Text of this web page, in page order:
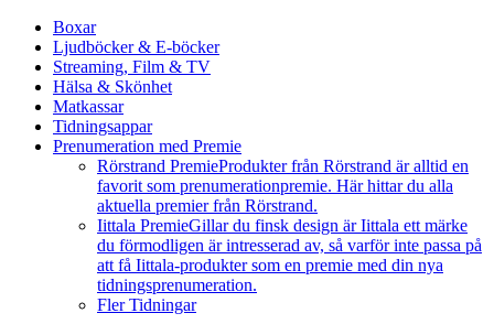
Boxar
Ljudböcker & E-böcker
Streaming, Film & TV
Hälsa & Skönhet
Matkassar
Tidningsappar
Prenumeration med Premie
Rörstrand PremieProdukter från Rörstrand är alltid en
favorit som prenumerationpremie. Här hittar du alla
aktuella premier från Rörstrand.
Iittala PremieGillar du finsk design är Iittala ett märke
du förmodligen är intresserad av, så varför inte passa på
att få Iittala-produkter som en premie med din nya
tidningsprenumeration.
Fler Tidningar